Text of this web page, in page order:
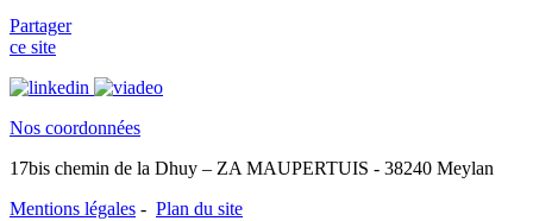
Partager
ce site
Nos coordonnées
17bis chemin de la Dhuy – ZA MAUPERTUIS - 38240 Meylan
Mentions légales - Plan du site